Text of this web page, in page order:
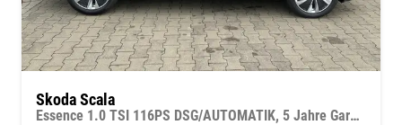
Skoda Scala
Essence 1.0 TSI 116PS DSG/AUTOMATIK, 5 Jahre Garantie, Klimaanlage, Parksensoren hinten, Infotainment 8", Full-LED-Scheinwerfer, Virtual Cockpit 8"